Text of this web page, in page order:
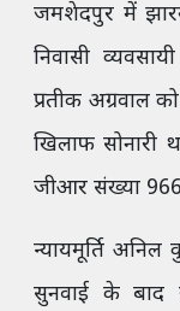
जमशेदपुर में
निवासी
प्रतीक अग्रवाल
खिलाफ
जीआर संख्या
न्यायमूर्ति
सुनवाई के बाद